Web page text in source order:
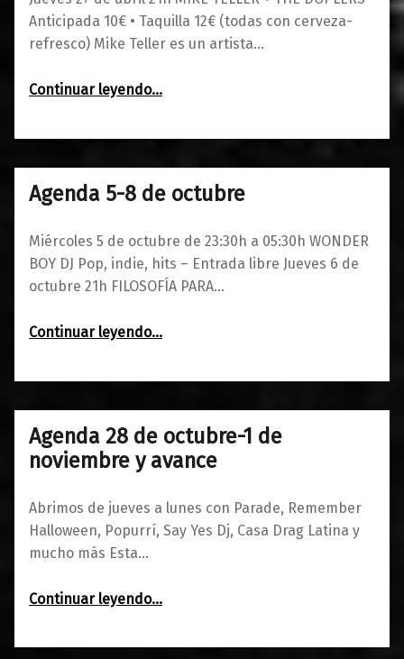
Anticipada 10€ • Taquilla 12€ (todas con cerveza-
refresco) Mike Teller es un artista…
Continuar leyendo…
Agenda 5-8 de octubre
Miércoles 5 de octubre de 23:30h a 05:30h WONDER
BOY DJ Pop, indie, hits – Entrada libre Jueves 6 de
octubre 21h FILOSOFÍA PARA…
Continuar leyendo…
03/10/20220
Maravillas
Agenda 28 de octubre-1 de
noviembre y avance
Abrimos de jueves a lunes con Parade, Remember
Halloween, Popurrí, Say Yes Dj, Casa Drag Latina y
mucho más Esta…
Continuar leyendo“Agenda 28 de octubre-1 de noviembre y avance”
…
27/10/20210
Maravillas